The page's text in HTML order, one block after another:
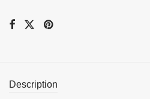
Description